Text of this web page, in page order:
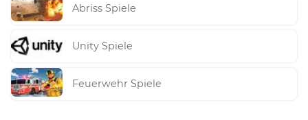
Abriss Spiele
Unity Spiele
Feuerwehr Spiele